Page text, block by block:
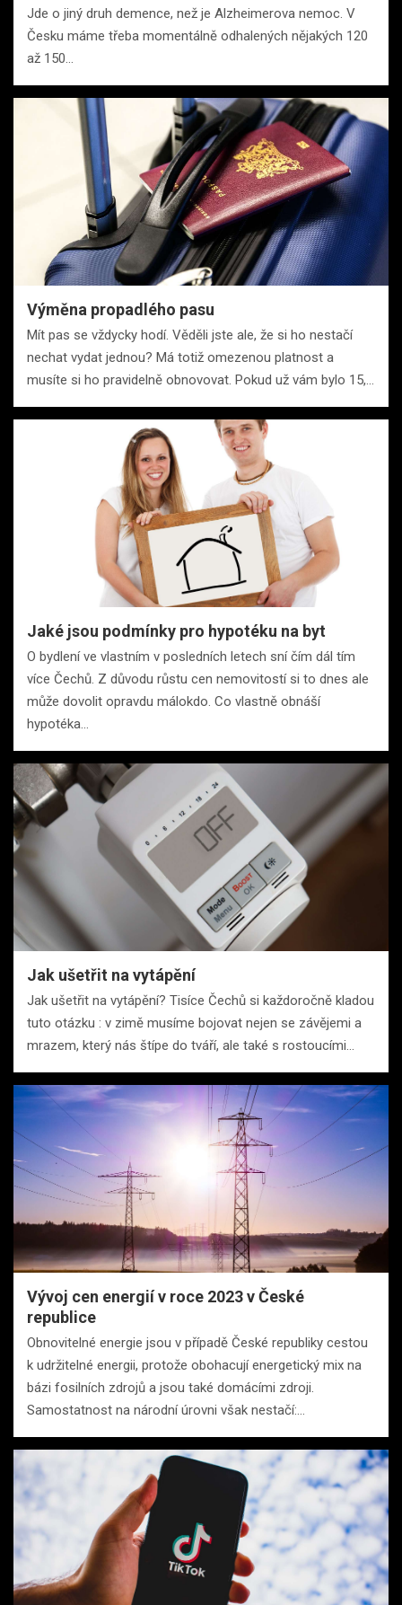
Jde o jiný druh demence, než je Alzheimerova nemoc. V
Česku máme třeba momentálně odhalených nějakých 120
až 150…
Výměna propadlého pasu
Mít pas se vždycky hodí. Věděli jste ale, že si ho nestačí
nechat vydat jednou? Má totiž omezenou platnost a
musíte si ho pravidelně obnovovat. Pokud už vám bylo 15,…
Jaké jsou podmínky pro hypotéku na byt
O bydlení ve vlastním v posledních letech sní čím dál tím
více Čechů. Z důvodu růstu cen nemovitostí si to dnes ale
může dovolit opravdu málokdo. Co vlastně obnáší
hypotéka…
Jak ušetřit na vytápění
Jak ušetřit na vytápění? Tisíce Čechů si každoročně kladou
tuto otázku : v zimě musíme bojovat nejen se závějemi a
mrazem, který nás štípe do tváří, ale také s rostoucími…
Vývoj cen energií v roce 2023 v České
republice
Obnovitelné energie jsou v případě České republiky cestou
k udržitelné energii, protože obohacují energetický mix na
bázi fosilních zdrojů a jsou také domácími zdroji.
Samostatnost na národní úrovni však nestačí:…